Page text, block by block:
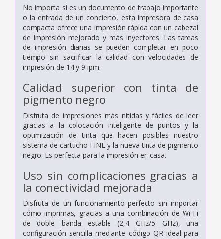
No importa si es un documento de trabajo importante
o la entrada de un concierto, esta impresora de casa
compacta ofrece una impresión rápida con un cabezal
de impresión mejorado y más inyectores. Las tareas
de impresión diarias se pueden completar en poco
tiempo sin sacrificar la calidad con velocidades de
impresión de 14 y 9 ipm.
Calidad superior con tinta de
pigmento negro
Disfruta de impresiones más nítidas y fáciles de leer
gracias a la colocación inteligente de puntos y la
optimización de tinta que hacen posibles nuestro
sistema de cartucho FINE y la nueva tinta de pigmento
negro. Es perfecta para la impresión en casa.
Uso sin complicaciones gracias a
la conectividad mejorada
Disfruta de un funcionamiento perfecto sin importar
cómo imprimas, gracias a una combinación de Wi-Fi
de doble banda estable (2,4 GHz/5 GHz), una
configuración sencilla mediante código QR ideal para